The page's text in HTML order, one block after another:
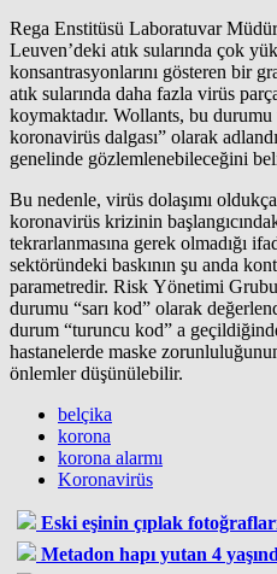
Rega Enstitüsü Laboratuvar
Leuven’deki atık sularında çok
konsantrasyonlarını gösteren bir
atık sularında daha fazla virüs
koymaktadır. Wollants, bu
koronavirüs dalgası” olarak
genelinde gözlemlenebileceğini
Bu nedenle, virüs dolaşımı
koronavirüs krizinin
tekrarlanmasına gerek olmadığı
sektöründeki baskının şu anda
parametredir. Risk Yönetimi
durumu “sarı kod” olarak
durum “turuncu kod” a
hastanelerde maske
önlemler düşünülebilir.
belçika
korona
korona alarmı
Koronavirüs
Eski eşinin çıplak
Metadon hapı yutan 4